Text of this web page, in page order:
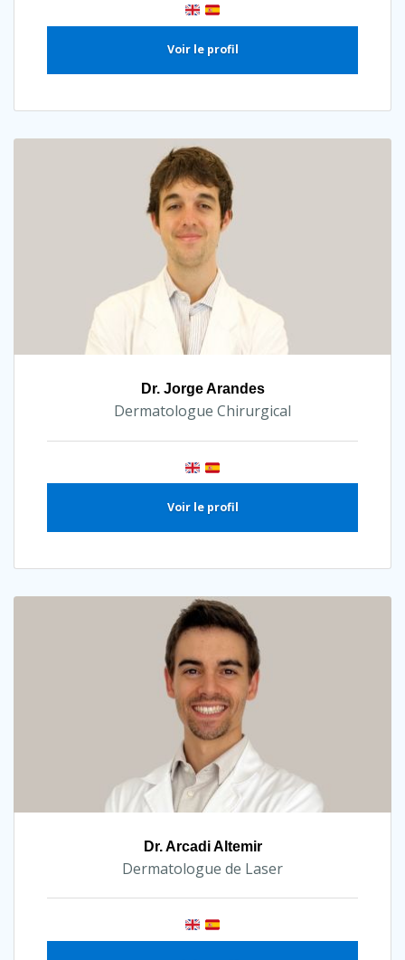
Voir le profil
Dr. Jorge Arandes
Dermatologue Chirurgical
Voir le profil
Dr. Arcadi Altemir
Dermatologue de Laser